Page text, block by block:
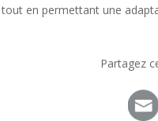
tout en permettant une
Partagez